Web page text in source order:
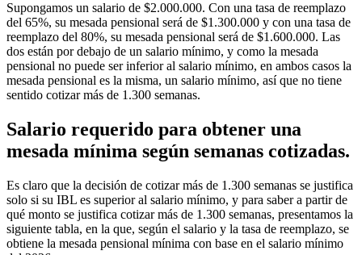
Supongamos un salario de $2.000.000. Con una tasa de reemplazo
del 65%, su mesada pensional será de $1.300.000 y con una tasa de
reemplazo del 80%, su mesada pensional será de $1.600.000. Las
dos están por debajo de un salario mínimo, y como la mesada
pensional no puede ser inferior al salario mínimo, en ambos casos la
mesada pensional es la misma, un salario mínimo, así que no tiene
sentido cotizar más de 1.300 semanas.
Salario requerido para obtener una
mesada mínima según semanas cotizadas.
Es claro que la decisión de cotizar más de 1.300 semanas se justifica
solo si su IBL es superior al salario mínimo, y para saber a partir de
qué monto se justifica cotizar más de 1.300 semanas, presentamos la
siguiente tabla, en la que, según el salario y la tasa de reemplazo, se
obtiene la mesada pensional mínima con base en el salario mínimo